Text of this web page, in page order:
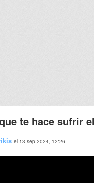
te hace sufrir
el 13 sep 2024, 12:26